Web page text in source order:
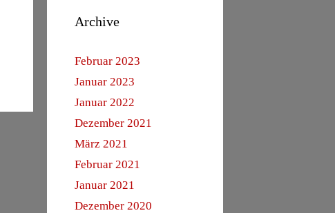
Archive
Februar 2023
Januar 2023
Januar 2022
Dezember 2021
März 2021
Februar 2021
Januar 2021
Dezember 2020